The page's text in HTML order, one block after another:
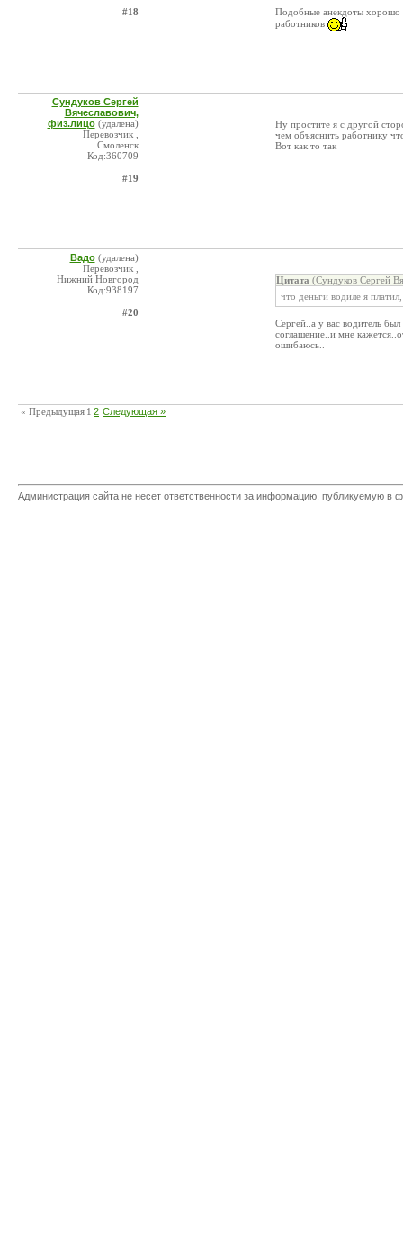
#18
Подобные анекдоты хорошо
работников
Сундуков Сергей
Вячеславович,
физ.лицо (удалена)
Перевозчик ,
Смоленск
Код:360709
#19
Ну простите я с другой
чем объяснить работнику
Вот как то так
Вадо (удалена)
Перевозчик ,
Нижний Новгород
Код:938197
#20
Цитата (Сундуков Сергей
что деньги водиле я платил,
Сергей..а у вас водитель
соглашение..и мне
ошибаюсь..
« Предыдущая 1 2 Следующая »
Администрация сайта не несет ответственности за информацию, публикуемую